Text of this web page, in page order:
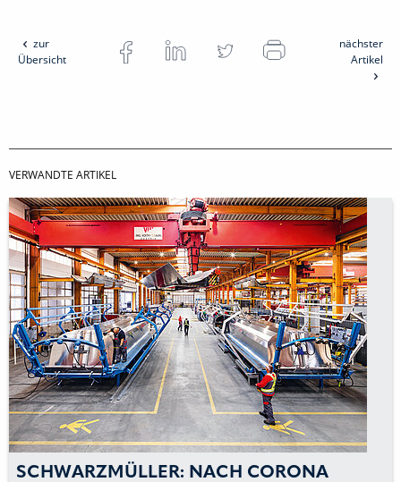
zur
Übersicht
nächster
Artikel
VERWANDTE ARTIKEL
SCHWARZMÜLLER: NACH CORONA